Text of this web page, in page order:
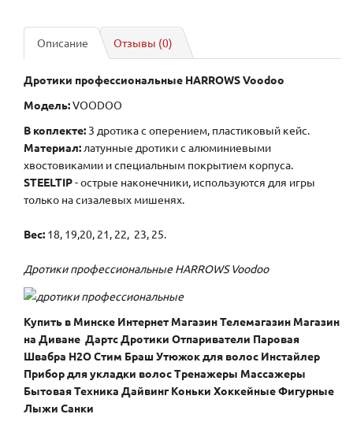
Описание Отзывы (0)
Дротики профессиональные HARROWS Voodoo
Модель:VOODOO
В коплекте: 3 дротика с оперением, пластиковый кейс.
Материал: латунные дротики с алюминиевыми
хвостовикамии и специальным покрытием корпуса.
STEELTIP- острые наконечники, используются для игры
только на сизалевых мишенях.
Вес: 18, 19,20, 21, 22, 23, 25.
Дротики профессиональные HARROWS Voodoo
Купить в Минске Интернет Магазин Телемагазин Магазин
на Диване Дартс Дротики Отпариватели Паровая
Швабра H2O Стим Браш Утюжок для волос Инстайлер
Прибор для укладки волос Тренажеры Массажеры
Бытовая Техника Дайвинг Коньки Хоккейные Фигурные
Лыжи Санки